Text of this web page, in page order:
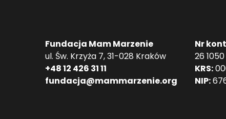
Fundacja Mam Marzenie
ul. Św. Krzyża 7, 31-028 Kraków
+48 12 426 31 11
fundacja@mammarzenie.org
Nr
26
KRS:
NIP: